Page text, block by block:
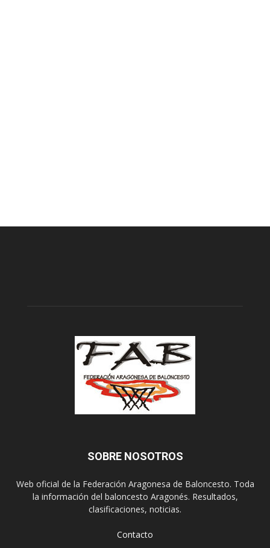
SOBRE NOSOTROS
Web oficial de la Federación Aragonesa de Baloncesto. Toda
la información del baloncesto Aragonés. Resultados,
clasificaciones, noticias.
Contacto